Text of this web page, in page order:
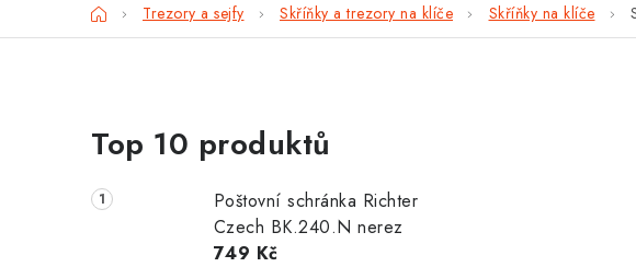
DomůTrezory a sejfy Skříňky a trezory na klíče Skříňky na klíče
o
s
Top 10 produktů
Poštovní schránka Richter
Czech BK.240.N nerez
749 Kč